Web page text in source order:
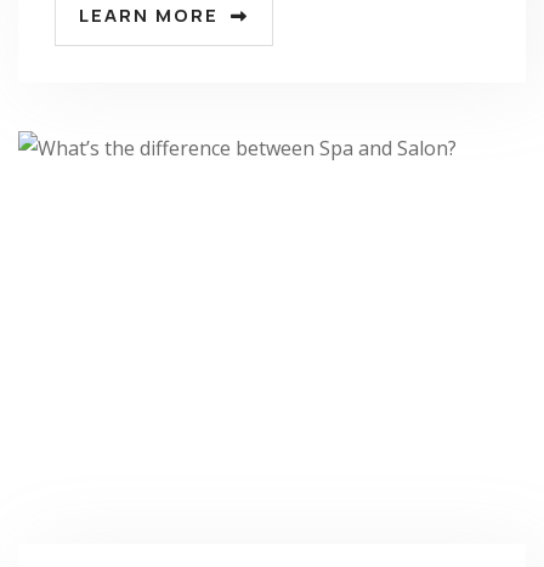
LEARN MORE